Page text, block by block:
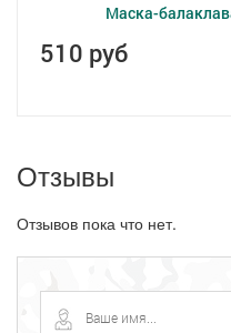
Маска-
510 руб
Отзывы
Отзывов пока что нет.